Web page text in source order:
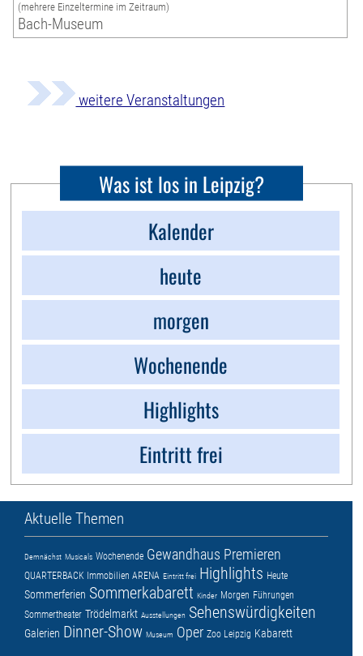
(mehrere Einzeltermine im Zeitraum)
Bach-Museum
weitere Veranstaltungen
Was ist los in Leipzig?
Kalender
heute
morgen
Wochenende
Highlights
Eintritt frei
Aktuelle Themen
Demnächst Musicals Wochenende Gewandhaus Premieren
QUARTERBACK Immobilien ARENA Eintritt frei Highlights Heute
Sommerferien Sommerkabarett Kinder Morgen Führungen
Sommertheater Trödelmarkt Ausstellungen Sehenswürdigkeiten
Galerien Dinner-Show Museum Oper Zoo Leipzig Kabarett